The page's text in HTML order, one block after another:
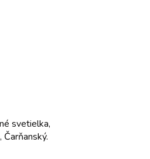
svetielka,